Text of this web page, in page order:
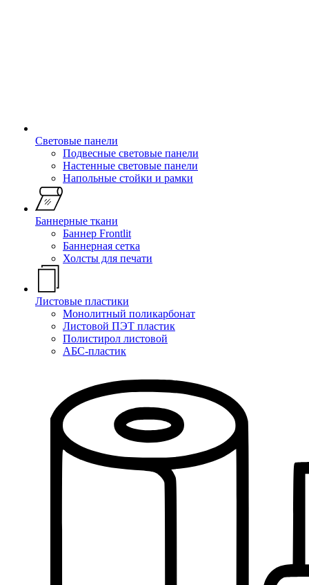
Световые панели
Подвесные световые панели
Настенные световые панели
Напольные стойки и рамки
Баннерные ткани
Баннер Frontlit
Баннерная сетка
Холсты для печати
Листовые пластики
Монолитный поликарбонат
Листовой ПЭТ пластик
Полистирол листовой
АБС-пластик